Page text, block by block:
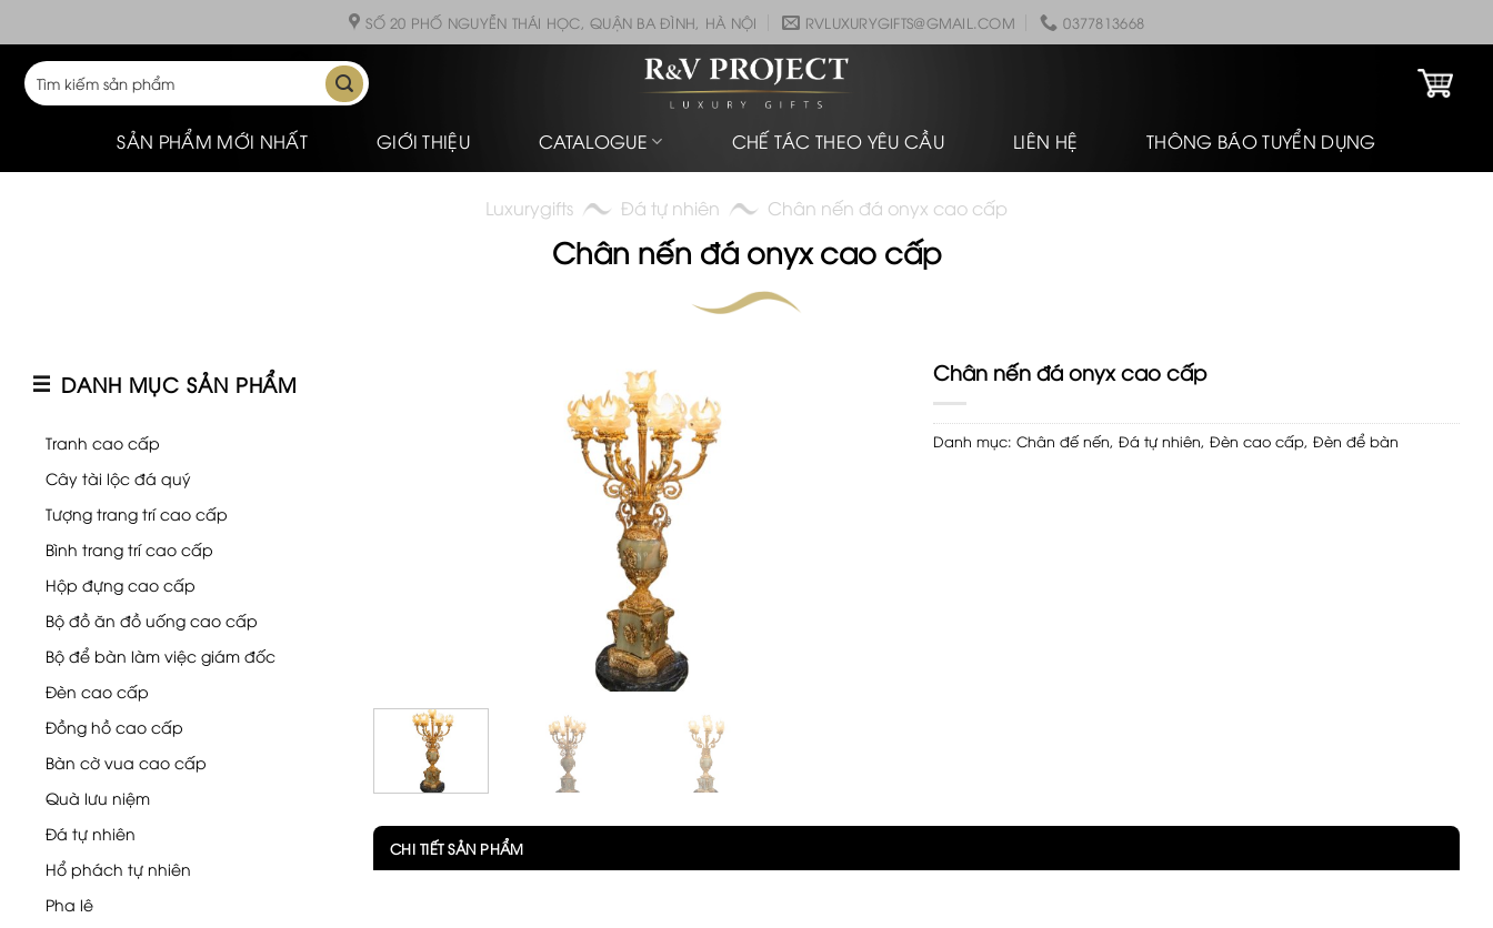
to
content
SỐ 20 PHỐ NGUYỄN THÁI HỌC, QUẬN BA ĐÌNH, HÀ NỘI RVLUXURYGIFTS@GMAIL.COM 0377813668
Tìm
kiếm:
SẢN PHẨM MỚI NHẤT GIỚI THIỆU CATALOGUE CHẾ TÁC THEO YÊU CẦU LIÊN HỆ THÔNG BÁO TUYỂN DỤNG
Luxurygifts Đá tự nhiên Chân nến đá onyx cao cấp
Chân nến đá onyx cao cấp
DANH MỤC SẢN PHẨM
Tranh cao cấp
Cây tài lộc đá quý
Tượng trang trí cao cấp
Bình trang trí cao cấp
Hộp đựng cao cấp
Bộ đồ ăn đồ uống cao cấp
Bộ để bàn làm việc giám đốc
Đèn cao cấp
Đồng hồ cao cấp
Bàn cờ vua cao cấp
Quà lưu niệm
Đá tự nhiên
Hổ phách tự nhiên
Pha lê
Chân nến đá onyx cao cấp
Danh mục: Chân đế nến, Đá tự nhiên, Đèn cao cấp, Đèn để bàn
CHI TIẾT SẢN PHẨM